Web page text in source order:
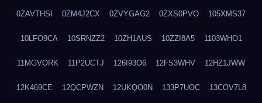
0ZAVTHSI 0ZM4J2CX 0ZVYGAG2 0ZXS0PVO 105XMS37
10LFO9CA 10SRNZZ2 10ZH1AUS 10ZZI8A5 1103WHO1
11MGVORK 11P2UCTJ 126I93O6 12FS3WHV 12HZ1JWW
12K469CE 12QCPWZN 12UKQO0N 133P7UOC 13COV7L8